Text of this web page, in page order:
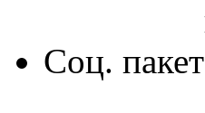
Соц. пакет